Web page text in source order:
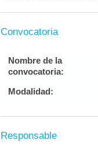
Convocatoria
Nombre de la
convocatoria:
Modalidad:
Responsable